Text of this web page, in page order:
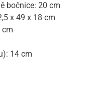
bočnice: 20 cm
x 49 x 18 cm
cm
14 cm